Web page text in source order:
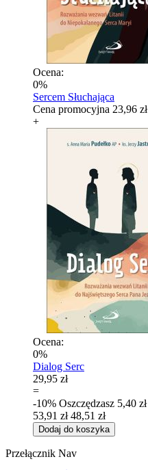
Ocena:
0%
Sercem Słuchająca
Cena promocyjna 23,96 zł
+
Ocena:
0%
Dialog Serc
29,95 zł
=
-10% Oszczędzasz 5,40 zł
53,91 zł 48,51 zł
Dodaj do koszyka
Przełącznik Nav